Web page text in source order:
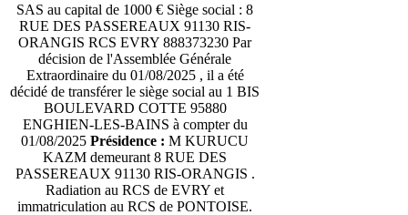
SAS au capital de 1000 € Siège social : 8
RUE DES PASSEREAUX 91130 RIS-
ORANGIS RCS EVRY 888373230 Par
décision de l'Assemblée Générale
Extraordinaire du 01/08/2025 , il a été
décidé de transférer le siège social au 1 BIS
BOULEVARD COTTE 95880
ENGHIEN-LES-BAINS à compter du
01/08/2025 Présidence : M KURUCU
KAZM demeurant 8 RUE DES
PASSEREAUX 91130 RIS-ORANGIS .
Radiation au RCS de EVRY et
immatriculation au RCS de PONTOISE.